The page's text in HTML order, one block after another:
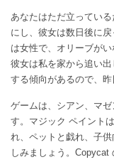
あなたはただ立ってい
にし、彼女は数日後に
は女性で、オリーブが
彼女は私を家から追い
する傾向があるので、
ゲームは、シアン、マ
す。マジック ペイント
れ、ペットと戯れ、子
しみましょう。Copycat